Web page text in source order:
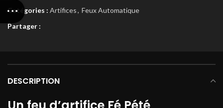
Catégories : Artifices, Feux Automatique
Partager :
DESCRIPTION